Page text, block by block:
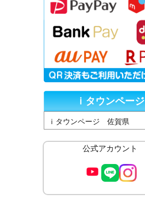
ｉタウンページ
ｉタウンページ 佐賀県
公式アカウント